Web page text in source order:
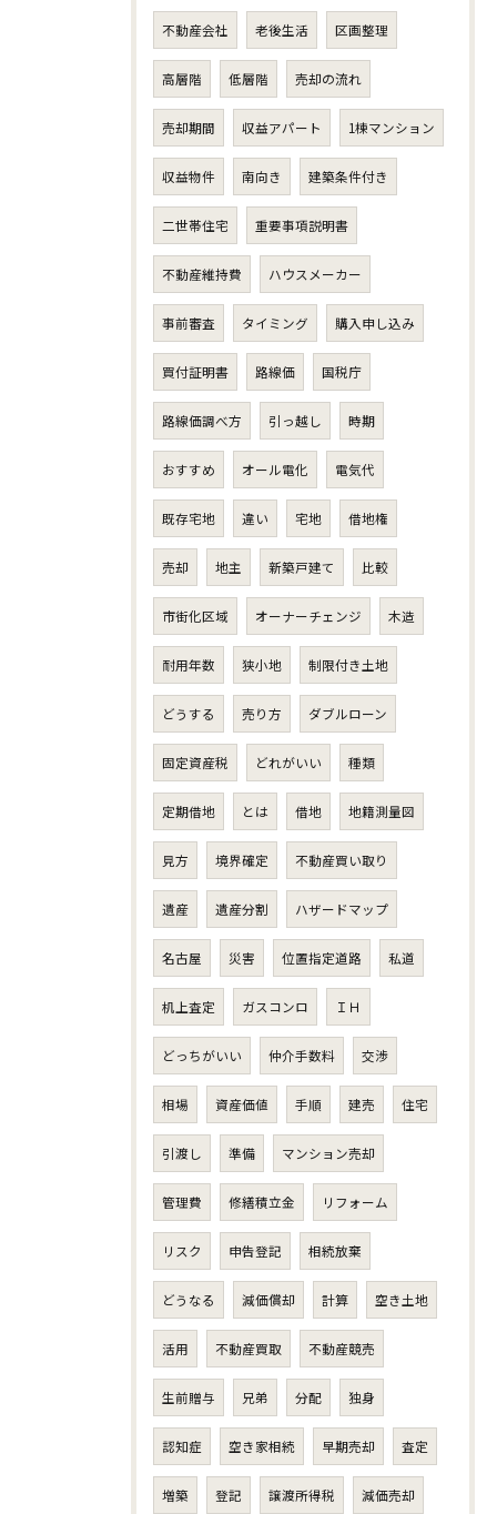
不動産会社 老後生活 区画整理
高層階 低層階 売却の流れ
売却期間 収益アパート 1棟マンション
収益物件 南向き 建築条件付き
二世帯住宅 重要事項説明書
不動産維持費 ハウスメーカー
事前審査 タイミング 購入申し込み
買付証明書 路線価 国税庁
路線価調べ方 引っ越し 時期
おすすめ オール電化 電気代
既存宅地 違い 宅地 借地権
売却 地主 新築戸建て 比較
市街化区域 オーナーチェンジ 木造
耐用年数 狭小地 制限付き土地
どうする 売り方 ダブルローン
固定資産税 どれがいい 種類
定期借地 とは 借地 地籍測量図
見方 境界確定 不動産買い取り
遺産 遺産分割 ハザードマップ
名古屋 災害 位置指定道路 私道
机上査定 ガスコンロ ＩＨ
どっちがいい 仲介手数料 交渉
相場 資産価値 手順 建売 住宅
引渡し 準備 マンション売却
管理費 修繕積立金 リフォーム
リスク 申告登記 相続放棄
どうなる 減価償却 計算 空き土地
活用 不動産買取 不動産競売
生前贈与 兄弟 分配 独身
認知症 空き家相続 早期売却 査定
増築 登記 譲渡所得税 減価売却